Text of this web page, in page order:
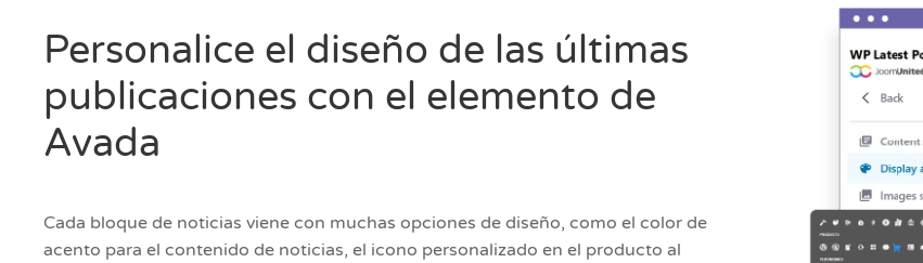
Personalice el diseño de las últimas
publicaciones con el elemento de
Avada
Cada bloque de noticias viene con muchas opciones de diseño, como el color de
acento para el contenido de noticias, el icono personalizado en el producto al